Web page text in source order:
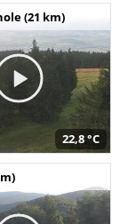
(21 km)
22,8 °C